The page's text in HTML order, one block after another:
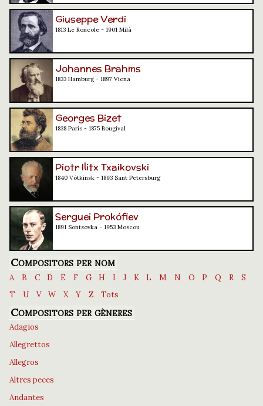
Giuseppe Verdi
1813 Le Roncole - 1901 Milà
Johannes Brahms
1833 Hamburg - 1897 Viena
Georges Bizet
1838 París - 1875 Bougival
Piotr Ilitx Txaikovski
1840 Vótkinsk - 1893 Sant Petersburg
Serguei Prokófiev
1891 Sontsovka - 1953 Moscou
Compositors per nom
A B C D E F G H I J K L M N O P Q R
S
T
U V W X Y Z Tots
Compositors per gèneres
Adagios
Allegrettos
Allegros
Altres peces
Andantes